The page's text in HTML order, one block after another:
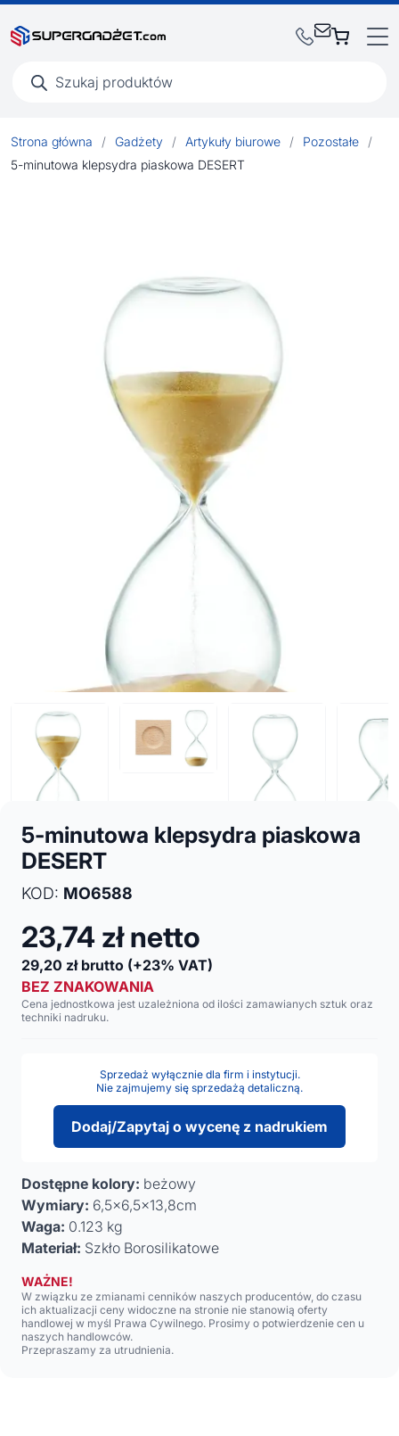
produktów
Strona główna / Gadżety / Artykuły biurowe / Pozostałe
/
5-minutowa klepsydra piaskowa DESERT
5-minutowa klepsydra piaskowa
DESERT
KOD: MO6588
23,74 zł netto
29,20 zł brutto (+23% VAT)
BEZ ZNAKOWANIA
Cena jednostkowa jest uzależniona od ilości zamawianych sztuk oraz
techniki nadruku.
Sprzedaż wyłącznie dla firm i instytucji.
Nie zajmujemy się sprzedażą detaliczną.
Dodaj/Zapytaj o wycenę z nadrukiem
Dostępne kolory: beżowy
Wymiary: 6,5x6,5x13,8cm
Waga: 0.123 kg
Materiał: Szkło Borosilikatowe
WAŻNE!
W związku ze zmianami cenników naszych producentów, do czasu
ich aktualizacji ceny widoczne na stronie nie stanowią oferty
handlowej w myśl Prawa Cywilnego. Prosimy o potwierdzenie cen u
naszych handlowców.
Przepraszamy za utrudnienia.